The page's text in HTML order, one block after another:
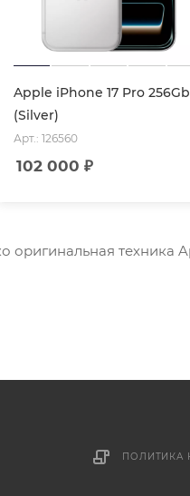
Apple iPhone 17 Pro 256Gb
(Silver)
Арт.: 126560
102 000 ₽
оригинальная техника
ПОЛИТИКА